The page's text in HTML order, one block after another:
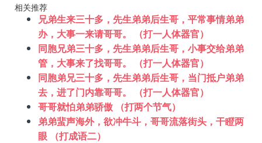
相关推荐
兄弟生来三十多，先生弟弟后生哥，平常事情弟弟
办，大事一来请哥哥。 （打一人体器官）
同胞兄弟三十多，先生弟弟后生哥，小事交给弟弟
管，大事来了找哥哥。 （打一人体器官）
同胞弟兄三十多，先生弟弟后生哥，当门抵户弟弟
去，进了门内靠哥哥。 （打一人体器官）
哥哥就怕弟弟骄傲 （打两个节气）
弟弟蜚声海外，欲冲牛斗，哥哥流落街头，干瞪两
眼 （打成语二）